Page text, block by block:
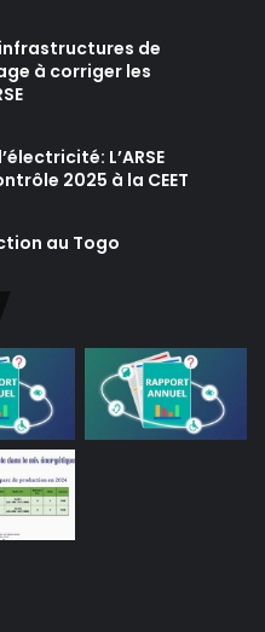
de
à corriger les
L’ARSE
2025 à la CEET
au Togo